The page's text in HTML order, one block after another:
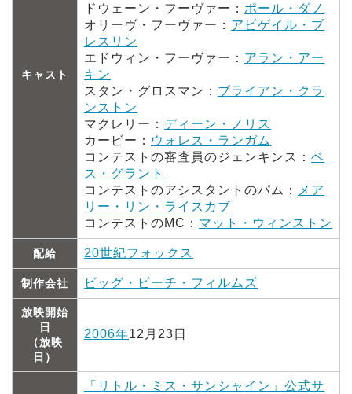
キャスト
ドウェーン・フーヴァー： ポール・ダノ
オリーヴ・フーヴァー： アビゲイル・ブ
レスリン
エドウィン・フーヴァー： アラン・アー
キン
スタン・グロスマン： ブライアン・クラ
ンストン
マクレリー： ディーン・ノリス
カービー： ウォレス・ランガム
コンテストの審査員のジェンキンス： ベ
ス・グラント
コンテストのアシスタントのパム：
メア
リー・リン・ライスカブ
コンテストのMC： マット・ウィンストン
配給 20世紀フォックス
制作会社 ビッグ・ビーチ・フィルムズ
放映開始
日
（放映
日）
2006年12月23日
「リトル・ミス・サンシャイン」公式サ